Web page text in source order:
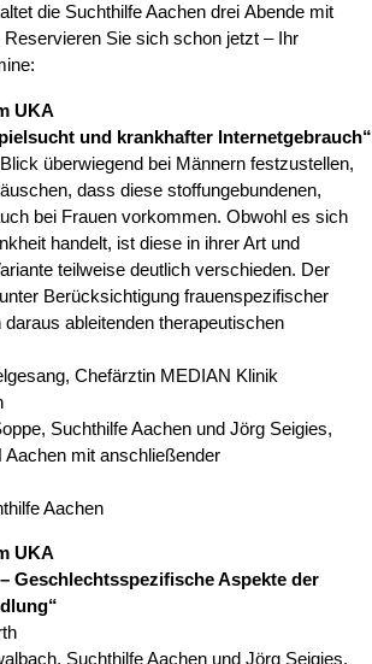
die Suchthilfe Aachen drei Abende mit
Sie sich schon jetzt – Ihr
UKA
und krankhafter Internetgebrauch“
überwiegend bei Männern festzustellen,
dass diese stoffungebundenen,
bei Frauen vorkommen. Obwohl es sich
handelt, ist diese in ihrer Art und
teilweise deutlich verschieden. Der
Berücksichtigung frauenspezifischer
ableitenden therapeutischen
Chefärztin MEDIAN Klinik
Suchthilfe Aachen und Jörg Seigies,
mit anschließender
Aachen
UKA
Geschlechtsspezifische Aspekte der
Suchthilfe Aachen und Jörg Seigies,